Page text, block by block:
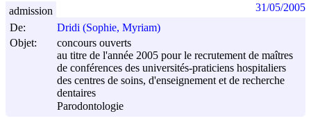
De:
Dridi (Sophie, Myriam)
Objet:
concours ouverts
au titre de l'année 2005 pour le recrutement de maîtres
de conférences des universités-praticiens hospitaliers
des centres de soins, d'enseignement et de recherche
dentaires
Parodontologie
admission 31/05/2005